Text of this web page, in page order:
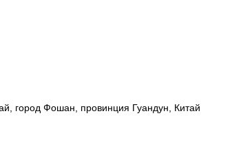
город Фошан, провинция Гуандун, Китай